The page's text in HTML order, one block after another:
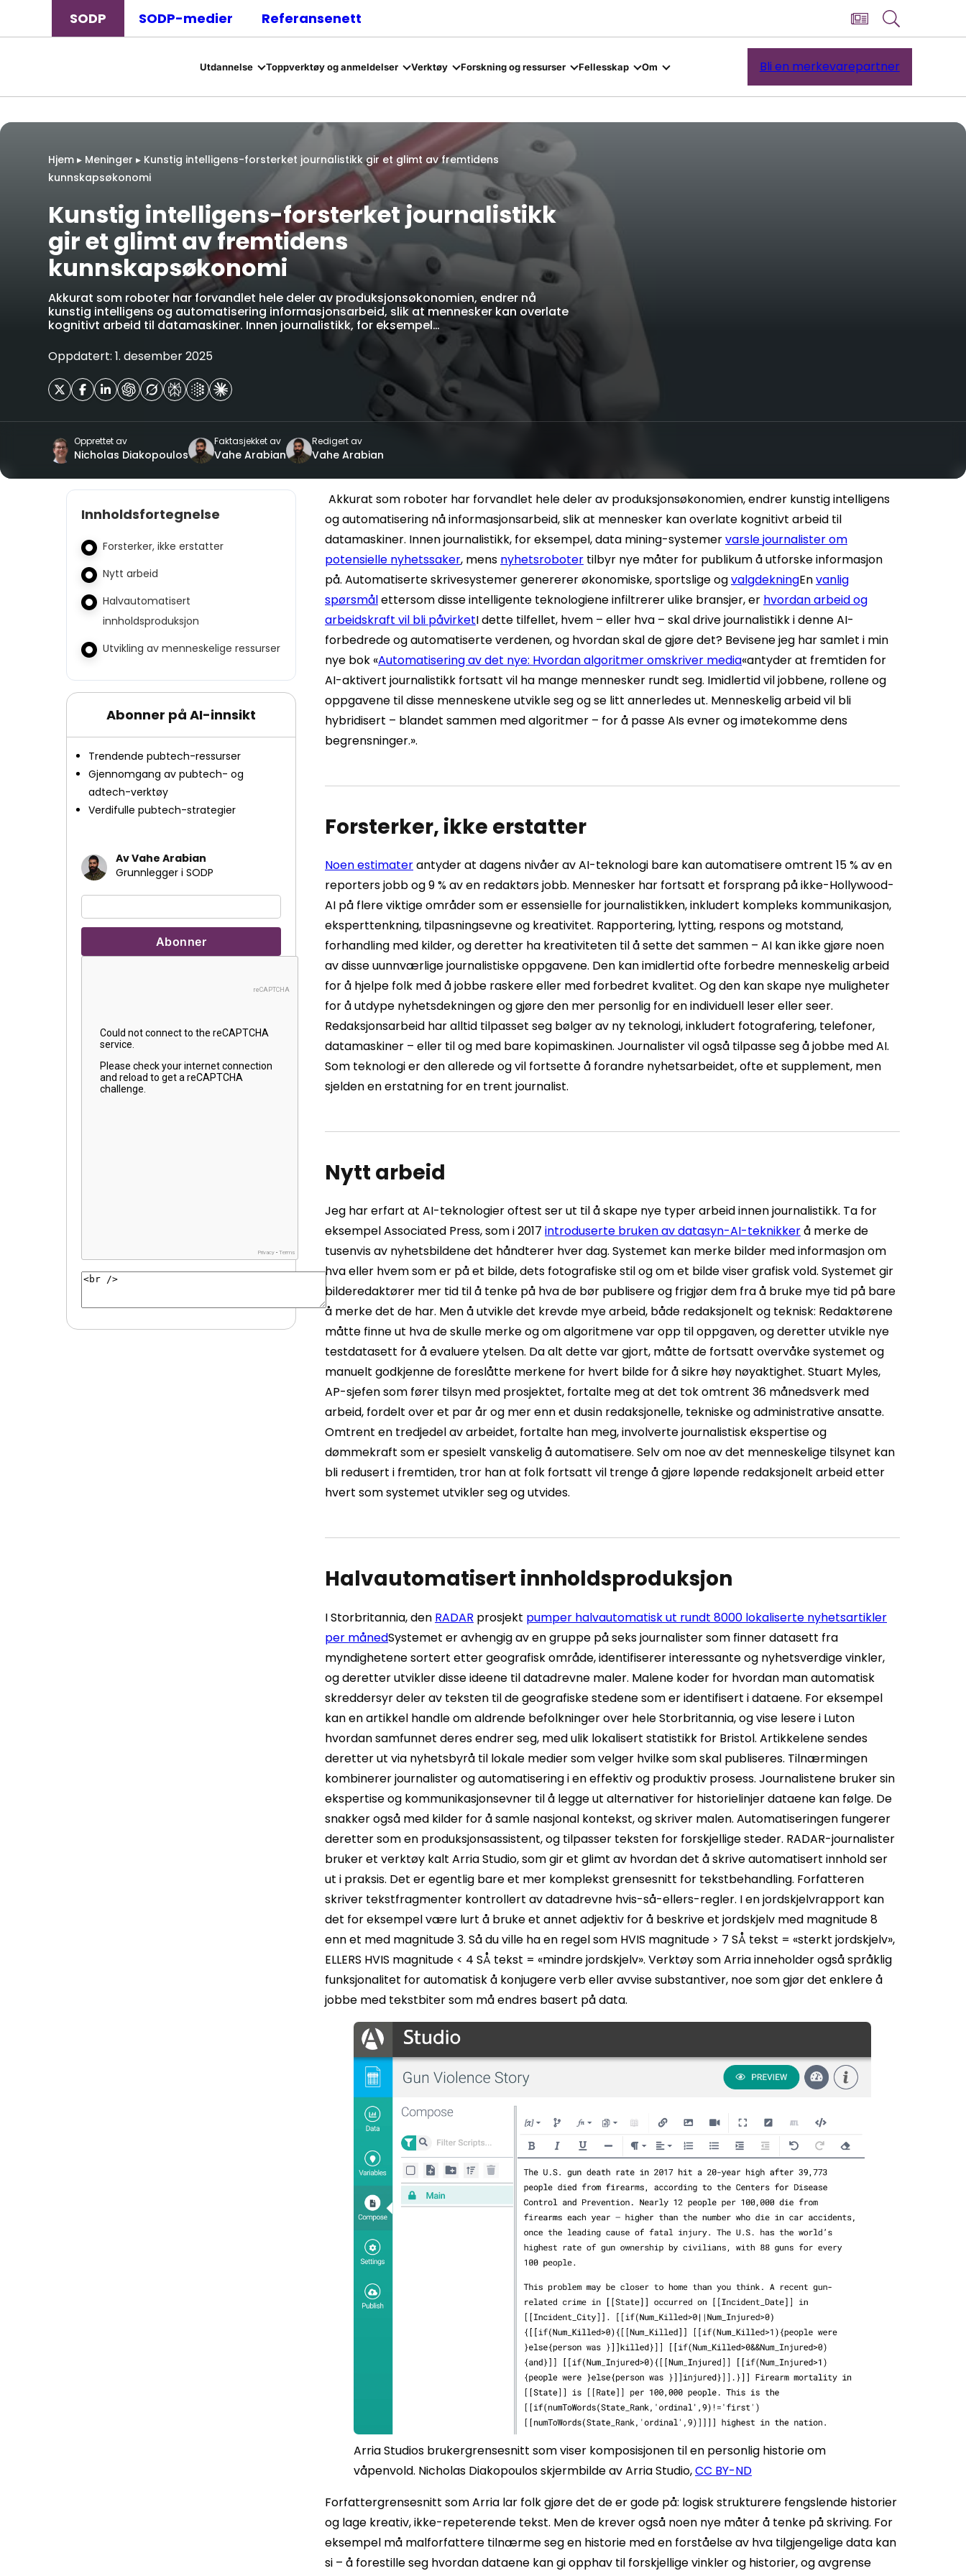
SODP SODP-medier Referansenett
Utdannelse Toppverktøy og anmeldelser Verktøy Forskning og ressurser Fellesskap Om Bli en merkevarepartner
Hjem ▸ Meninger ▸ Kunstig intelligens-forsterket journalistikk gir et glimt av fremtidens
kunnskapsøkonomi
Kunstig intelligens-forsterket journalistikk
gir et glimt av fremtidens
kunnskapsøkonomi
Akkurat som roboter har forvandlet hele deler av produksjonsøkonomien, endrer nå
kunstig intelligens og automatisering informasjonsarbeid, slik at mennesker kan overlate
kognitivt arbeid til datamaskiner. Innen journalistikk, for eksempel…
Oppdatert: 1. desember 2025
Opprettet av
Nicholas Diakopoulos
Faktasjekket av
Vahe Arabian
Redigert av
Vahe Arabian
Innholdsfortegnelse
Forsterker, ikke erstatter
Nytt arbeid
Halvautomatisert
innholdsproduksjon
Utvikling av menneskelige ressurser
Abonner på AI-innsikt
Trendende pubtech-ressurser
Gjennomgang av pubtech- og
adtech-verktøy
Verdifulle pubtech-strategier
Av Vahe Arabian
Grunnlegger i SODP
Akkurat som roboter har forvandlet hele deler av produksjonsøkonomien, endrer kunstig intelligens
og automatisering nå informasjonsarbeid, slik at mennesker kan overlate kognitivt arbeid til
datamaskiner. Innen journalistikk, for eksempel, data mining-systemervarsle journalister om
potensielle nyhetssaker, mens nyhetsroboter tilbyr nye måter for publikum å utforske informasjon
på. Automatiserte skrivesystemer genererer økonomiske, sportslige ogvalgdekningEnvanlig
spørsmålettersom disse intelligente teknologiene infiltrerer ulike bransjer, er hvordan arbeid og
arbeidskraft vil bli påvirketI dette tilfellet, hvem – eller hva – skal drive journalistikk i denne AI-
forbedrede og automatiserte verdenen, og hvordan skal de gjøre det? Bevisene jeg har samlet i min
nye bok «Automatisering av det nye: Hvordan algoritmer omskriver media«antyder at fremtiden for
AI-aktivert journalistikk fortsatt vil ha mange mennesker rundt seg. Imidlertid vil jobbene, rollene og
oppgavene til disse menneskene utvikle seg og se litt annerledes ut. Menneskelig arbeid vil bli
hybridisert – blandet sammen med algoritmer – for å passe AIs evner og imøtekomme dens
begrensninger.».
Forsterker, ikke erstatter
Noen estimaterantyder at dagens nivåer av AI-teknologi bare kan automatisere omtrent 15 % av en
reporters jobb og 9 % av en redaktørs jobb. Mennesker har fortsatt et forsprang på ikke-Hollywood-
AI på flere viktige områder som er essensielle for journalistikken, inkludert kompleks kommunikasjon,
eksperttenkning, tilpasningsevne og kreativitet. Rapportering, lytting, respons og motstand,
forhandling med kilder, og deretter ha kreativiteten til å sette det sammen – AI kan ikke gjøre noen
av disse uunnværlige journalistiske oppgavene. Den kan imidlertid ofte forbedre menneskelig arbeid
for å hjelpe folk med å jobbe raskere eller med forbedret kvalitet. Og den kan skape nye muligheter
for å utdype nyhetsdekningen og gjøre den mer personlig for en individuell leser eller seer.
Redaksjonsarbeid har alltid tilpasset seg bølger av ny teknologi, inkludert fotografering, telefoner,
datamaskiner – eller til og med bare kopimaskinen. Journalister vil også tilpasse seg å jobbe med AI.
Som teknologi er den allerede og vil fortsette å forandre nyhetsarbeidet, ofte et supplement, men
sjelden en erstatning for en trent journalist.
Nytt arbeid
Jeg har erfart at AI-teknologier oftest ser ut til å skape nye typer arbeid innen journalistikk. Ta for
eksempel Associated Press, som i 2017 introduserte bruken av datasyn-AI-teknikkerå merke de
tusenvis av nyhetsbildene det håndterer hver dag. Systemet kan merke bilder med informasjon om
hva eller hvem som er på et bilde, dets fotografiske stil og om et bilde viser grafisk vold. Systemet gir
bilderedaktører mer tid til å tenke på hva de bør publisere og frigjør dem fra å bruke mye tid på bare
å merke det de har. Men å utvikle det krevde mye arbeid, både redaksjonelt og teknisk: Redaktørene
måtte finne ut hva de skulle merke og om algoritmene var opp til oppgaven, og deretter utvikle nye
testdatasett for å evaluere ytelsen. Da alt dette var gjort, måtte de fortsatt overvåke systemet og
manuelt godkjenne de foreslåtte merkene for hvert bilde for å sikre høy nøyaktighet. Stuart Myles,
AP-sjefen som fører tilsyn med prosjektet, fortalte meg at det tok omtrent 36 månedsverk med
arbeid, fordelt over et par år og mer enn et dusin redaksjonelle, tekniske og administrative ansatte.
Omtrent en tredjedel av arbeidet, fortalte han meg, involverte journalistisk ekspertise og
dømmekraft som er spesielt vanskelig å automatisere. Selv om noe av det menneskelige tilsynet kan
bli redusert i fremtiden, tror han at folk fortsatt vil trenge å gjøre løpende redaksjonelt arbeid etter
hvert som systemet utvikler seg og utvides.
Halvautomatisert innholdsproduksjon
I Storbritannia, den RADAR prosjekt pumper halvautomatisk ut rundt 8000 lokaliserte nyhetsartikler
per månedSystemet er avhengig av en gruppe på seks journalister som finner datasett fra
myndighetene sortert etter geografisk område, identifiserer interessante og nyhetsverdige vinkler,
og deretter utvikler disse ideene til datadrevne maler. Malene koder for hvordan man automatisk
skreddersyr deler av teksten til de geografiske stedene som er identifisert i dataene. For eksempel
kan en artikkel handle om aldrende befolkninger over hele Storbritannia, og vise lesere i Luton
hvordan samfunnet deres endrer seg, med ulik lokalisert statistikk for Bristol. Artikkelene sendes
deretter ut via nyhetsbyrå til lokale medier som velger hvilke som skal publiseres. Tilnærmingen
kombinerer journalister og automatisering i en effektiv og produktiv prosess. Journalistene bruker sin
ekspertise og kommunikasjonsevner til å legge ut alternativer for historielinjer dataene kan følge. De
snakker også med kilder for å samle nasjonal kontekst, og skriver malen. Automatiseringen fungerer
deretter som en produksjonsassistent, og tilpasser teksten for forskjellige steder. RADAR-journalister
bruker et verktøy kalt Arria Studio, som gir et glimt av hvordan det å skrive automatisert innhold ser
ut i praksis. Det er egentlig bare et mer komplekst grensesnitt for tekstbehandling. Forfatteren
skriver tekstfragmenter kontrollert av datadrevne hvis-så-ellers-regler. I en jordskjelvrapport kan
det for eksempel være lurt å bruke et annet adjektiv for å beskrive et jordskjelv med magnitude 8
enn et med magnitude 3. Så du ville ha en regel som HVIS magnitude > 7 SÅ tekst = «sterkt jordskjelv»,
ELLERS HVIS magnitude < 4 SÅ tekst = «mindre jordskjelv». Verktøy som Arria inneholder også språklig
funksjonalitet for automatisk å konjugere verb eller avvise substantiver, noe som gjør det enklere å
jobbe med tekstbiter som må endres basert på data.
Arria Studios brukergrensesnitt som viser komposisjonen til en personlig historie om
våpenvold. Nicholas Diakopoulos skjermbilde av Arria Studio,CC BY-ND
Forfattergrensesnitt som Arria lar folk gjøre det de er gode på: logisk strukturere fengslende historier
og lage kreativ, ikke-repeterende tekst. Men de krever også noen nye måter å tenke på skriving. For
eksempel må malforfattere tilnærme seg en historie med en forståelse av hva tilgjengelige data kan
si – å forestille seg hvordan dataene kan gi opphav til forskjellige vinkler og historier, og avgrense